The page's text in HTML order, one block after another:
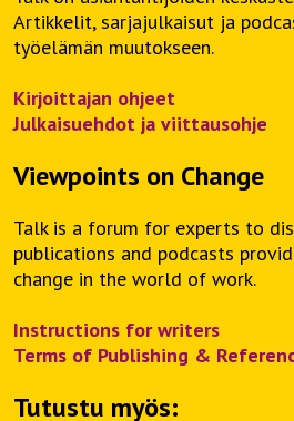
Artikkelit, sarjajulkaisut ja
työelämän muutokseen.
Kirjoittajan ohjeet
Julkaisuehdot ja viittausohje
Viewpoints on Change
Talk is a forum for experts to
publications and podcasts
change in the world of work.
Instructions for writers
Terms of Publishing &
Tutustu myös: